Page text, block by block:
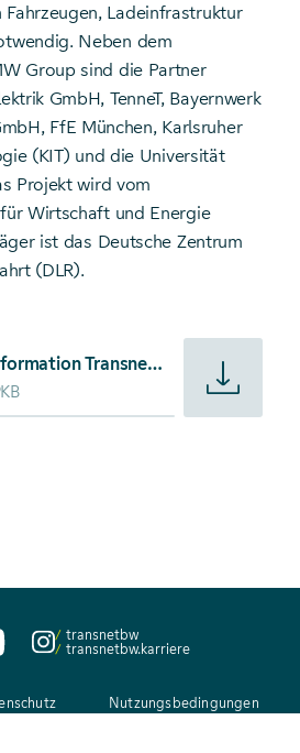
Ladeinfrastruktur
Neben dem
Group sind die Partner
GmbH, TenneT, Bayernwerk
FfE München, Karlsruher
(KIT) und die Universität
Projekt wird vom
Wirtschaft und Energie
ist das Deutsche Zentrum
(DLR).
Presseinformation TransnetBW
Presseinformation TransnetBW macht Elektrofahrzeuge zum Ladebooster
transnetbw
transnetbw.karriere
Nutzungsbedingungen